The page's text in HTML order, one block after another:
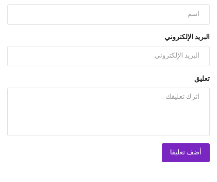
البريد الإلكتروني
تعليق
أضف تعليقا